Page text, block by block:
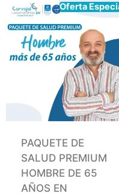
Oferta
PAQUETE DE
SALUD PREMIUM
HOMBRE DE 65
AÑOS EN